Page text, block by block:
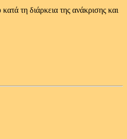
τη διάρκεια της ανάκρισης και